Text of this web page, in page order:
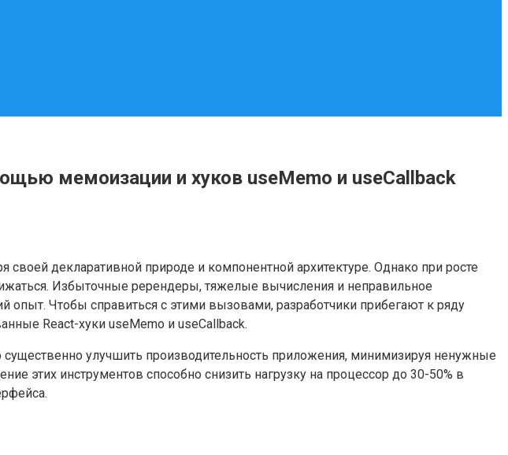
мемоизации и хуков useMemo и useCallback
своей декларативной природе и компонентной архитектуре. Однако при росте
Избыточные ререндеры, тяжелые вычисления и неправильное
опыт. Чтобы справиться с этими вызовами, разработчики прибегают к ряду
React-хуки useMemo и useCallback.
улучшить производительность приложения, минимизируя ненужные
этих инструментов способно снизить нагрузку на процессор до 30-50% в